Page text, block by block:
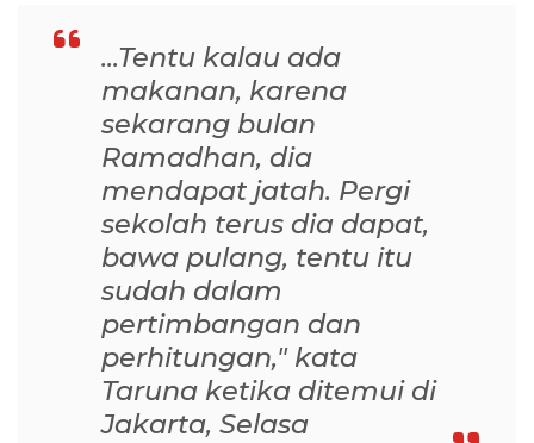
...Tentu kalau ada
makanan, karena
sekarang bulan
Ramadhan, dia
mendapat jatah. Pergi
sekolah terus dia dapat,
bawa pulang, tentu itu
sudah dalam
pertimbangan dan
perhitungan," kata
Taruna ketika ditemui di
Jakarta, Selasa